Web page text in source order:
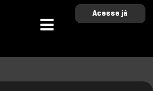
Acesse já